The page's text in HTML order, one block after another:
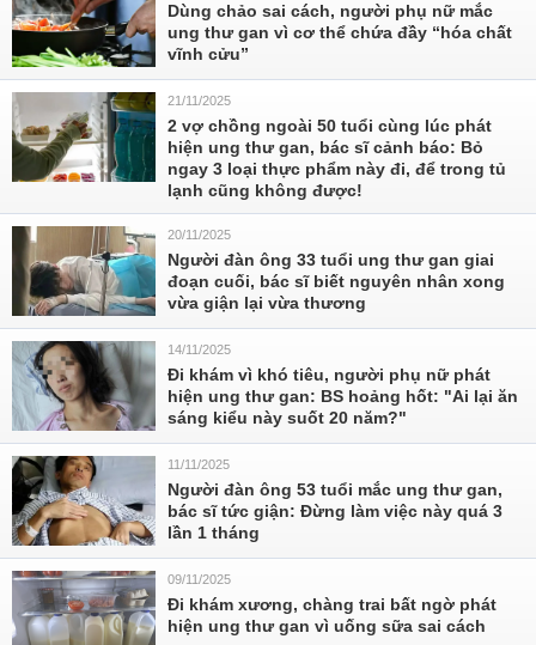
Dùng chảo sai cách, người phụ nữ mắc
ung thư gan vì cơ thể chứa đầy “hóa chất
vĩnh cửu”
21/11/2025
2 vợ chồng ngoài 50 tuổi cùng lúc phát
hiện ung thư gan, bác sĩ cảnh báo: Bỏ
ngay 3 loại thực phẩm này đi, để trong tủ
lạnh cũng không được!
20/11/2025
Người đàn ông 33 tuổi ung thư gan giai
đoạn cuối, bác sĩ biết nguyên nhân xong
vừa giận lại vừa thương
14/11/2025
Đi khám vì khó tiêu, người phụ nữ phát
hiện ung thư gan: BS hoảng hốt: "Ai lại ăn
sáng kiểu này suốt 20 năm?"
11/11/2025
Người đàn ông 53 tuổi mắc ung thư gan,
bác sĩ tức giận: Đừng làm việc này quá 3
lần 1 tháng
09/11/2025
Đi khám xương, chàng trai bất ngờ phát
hiện ung thư gan vì uống sữa sai cách